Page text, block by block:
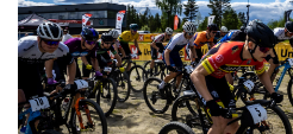
liten
idrett
nasjonalt
til